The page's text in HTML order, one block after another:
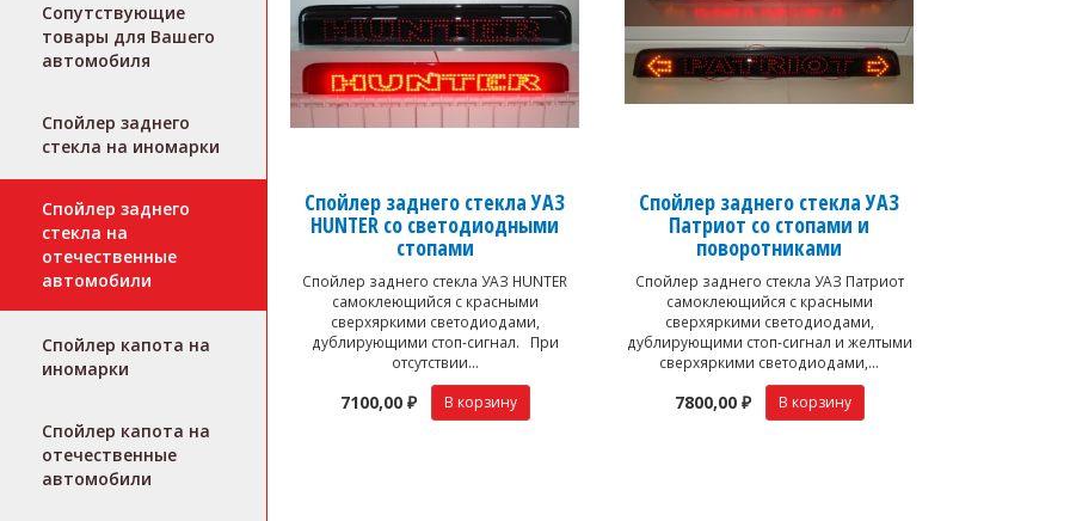
Спойлер заднего стекла УАЗ
HUNTER со светодиодными
стопами
Спойлер заднего стекла УАЗ HUNTER
самоклеющийся с красными
сверхяркими светодиодами,
дублирующими стоп-сигнал. При
отсутствии...
7100,00 ₽
Спойлер заднего стекла УАЗ
Патриот со стопами и
поворотниками
Спойлер заднего стекла УАЗ Патриот
самоклеющийся с красными
сверхяркими светодиодами,
дублирующими стоп-сигнал и желтыми
сверхяркими светодиодами,...
7800,00 ₽
Сопутствующие
товары для Вашего
автомобиля
Спойлер заднего
стекла на иномарки
Спойлер заднего
стекла на
отечественные
автомобили
Спойлер капота на
иномарки
Спойлер капота на
отечественные
автомобили